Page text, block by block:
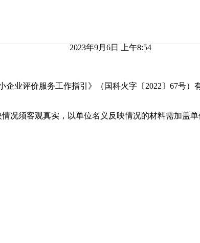
2023年9月6日 上午8:54
业评价服务工作指引》（国科火字〔2022〕67号）
况须客观真实，以单位名义反映情况的材料需加盖